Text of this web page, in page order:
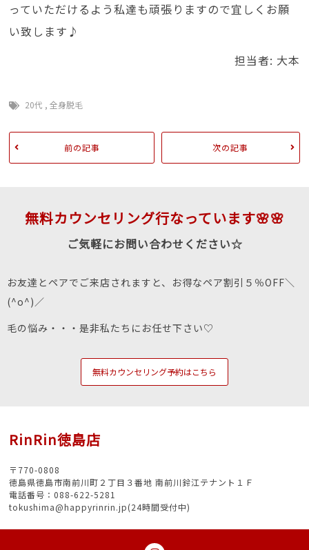
っていただけるよう私達も頑張りますので宜しくお願
い致します♪
担当者: 大本
20代 ,全身脱毛
前の記事 次の記事
無料カウンセリング行なっています🌸🌸
ご気軽にお問い合わせください☆
お友達とペアでご来店されますと、お得なペア割引５％OFF＼
(^o^)／
毛の悩み・・・是非私たちにお任せ下さい♡
無料カウンセリング予約はこちら
RinRin徳島店
〒770-0808
徳島県徳島市南前川町２丁目３番地 南前川鈴江テナント１Ｆ
電話番号：088-622-5281
tokushima@happyrinrin.jp(24時間受付中)